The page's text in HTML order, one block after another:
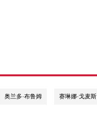
奥兰多·布鲁姆 赛琳娜·戈麦斯